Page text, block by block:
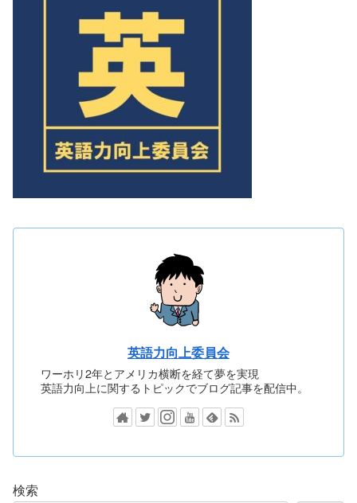
英語力向上委員会
ワーホリ2年とアメリカ横断を経て夢を実現
英語力向上に関するトピックでブログ記事を配信中。
検索